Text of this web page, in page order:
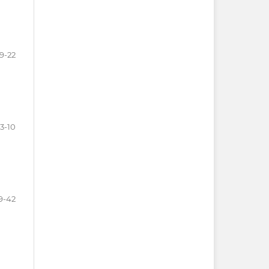
22
3-10
42